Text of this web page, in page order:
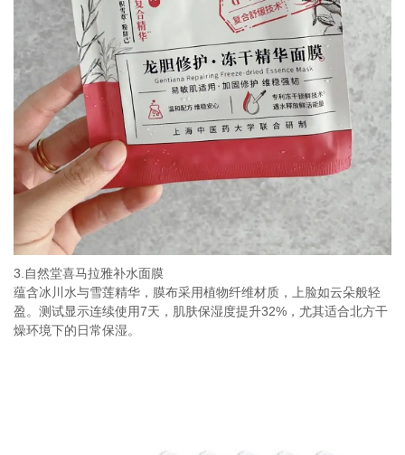
3.自然堂喜马拉雅补水面膜
蕴含冰川水与雪莲精华，膜布采用植物纤维材质，上脸如云朵般轻
盈。测试显示连续使用7天，肌肤保湿度提升32%，尤其适合北方干
燥环境下的日常保湿。